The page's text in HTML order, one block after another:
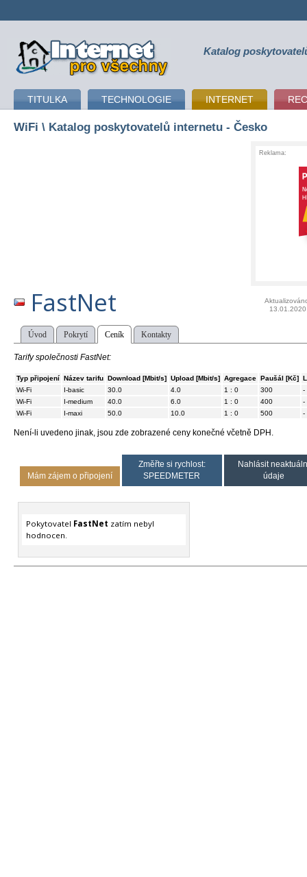
připojení k internetu Katalog
TITULKA TECHNOLOGIE INTERNET
WiFi \ Katalog poskytovatelů internetu - Česko
Reklama:
FastNet
13.01.2020
Úvod Pokrytí Ceník Kontakty
Tarify společnosti FastNet:
Typ připojení Název tarifu Download [Mbit/s] Upload [Mbit/s] Agregace Paušál [Kč]
Wi-Fi
I-basic 30.0 4.0 1 : 0 300
-
Wi-Fi
I-medium 40.0 6.0 1 : 0 400
-
Wi-Fi
I-maxi 50.0 10.0 1 : 0 500 -
Není-li uvedeno jinak, jsou zde zobrazené ceny konečné včetně DPH.
Mám zájem o připojení
Změřte si rychlost:
SPEEDMETER
Nahlásit
údaje
Pokytovatel FastNet zatím nebyl
hodnocen.